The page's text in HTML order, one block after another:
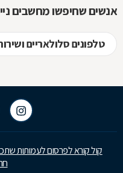
טלפונים סלולאריים
קול קורא לפרסום לעמותות